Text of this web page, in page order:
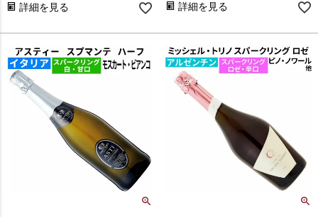
詳細を見る 詳細を見る